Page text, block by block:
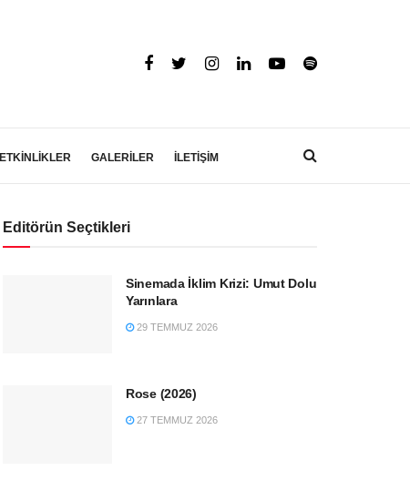
ETKİNLİKLER GALERİLER İLETİŞİM
Editörün Seçtikleri
Sinemada İklim Krizi: Umut Dolu
Yarınlara
29 TEMMUZ 2026
Rose (2026)
27 TEMMUZ 2026